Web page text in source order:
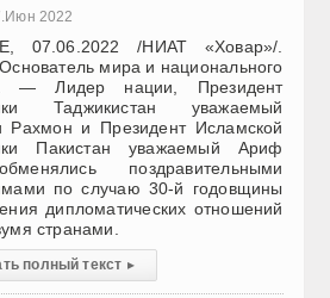
2022
07.06.2022 /НИАТ «Ховар»/.
мира и национального
— Лидер нации, Президент
Таджикистан уважаемый
Рахмон и Президент Исламской
Пакистан уважаемый Ариф
поздравительными
по случаю 30-й годовщины
дипломатических отношений
странами.
полный текст ▸